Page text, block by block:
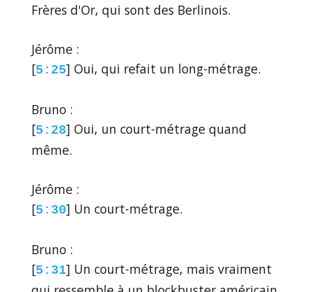
Frères d'Or, qui sont des Berlinois.
Jérôme :
[5:25] Oui, qui refait un long-métrage.
Bruno :
[5:28] Oui, un court-métrage quand
même.
Jérôme :
[5:30] Un court-métrage.
Bruno :
[5:31] Un court-métrage, mais vraiment